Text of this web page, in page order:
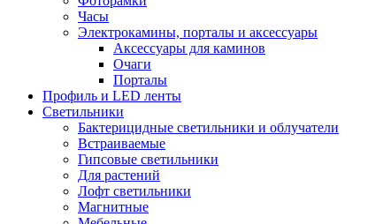
Часы
Электрокамины, порталы и аксессуары
Аксессуары для каминов
Очаги
Порталы
Профиль и LED ленты
Светильники
Бактерицидные светильники и облучатели
Встраиваемые
Гипсовые светильники
Для растений
Лофт светильники
Магнитные